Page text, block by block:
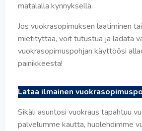
matalalla kynnyksellä.
Jos vuokrasopimuksen laatiminen
mietityttää, voit tutustua ja ladata
vuokrasopimuspohjan käyttöösi
painikkeesta!
Lataa ilmainen
Sikäli asuntosi vuokraus tapahtuu
palvelumme kautta, huolehdimme